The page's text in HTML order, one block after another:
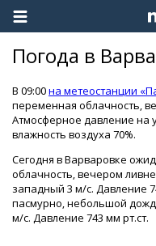
Погода в
В 09:00на метеостанции
переменная облачность,
Атмосферное давление на
влажность воздуха 70%.
Сегодня в Варваровке
облачность, вечером
западный 3 м/с. Давление
пасмурно, небольшой
м/с. Давление 743 мм рт.ст.